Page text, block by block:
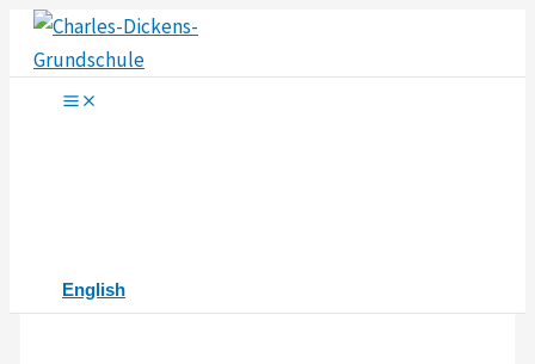
Zum
Inhalt
springen
English